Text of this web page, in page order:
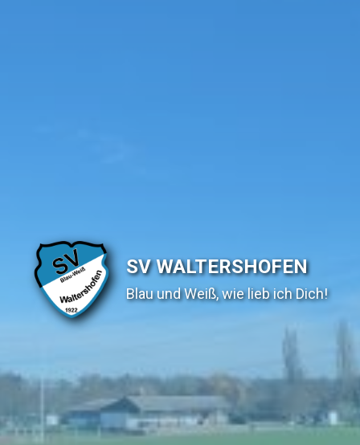
SV WALTERSHOFEN
Blau und Weiß, wie lieb ich Dich!